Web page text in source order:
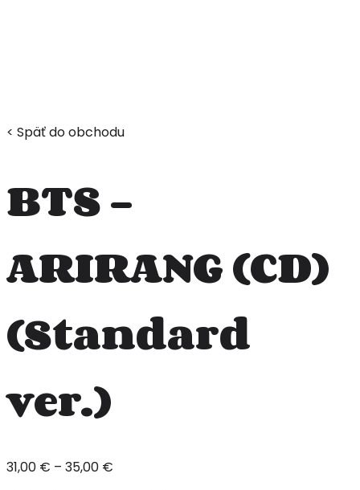
< Späť do obchodu
BTS –
ARIRANG (CD)
(Standard
ver.)
31,00 € – 35,00 €